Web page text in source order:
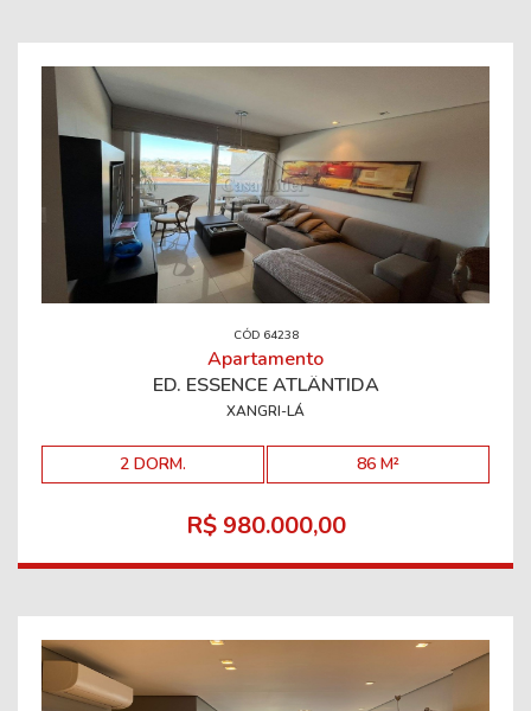
CÓD 64238
Apartamento
ED. ESSENCE ATLÂNTIDA
XANGRI-LÁ
2 DORM. 86 M²
R$ 980.000,00